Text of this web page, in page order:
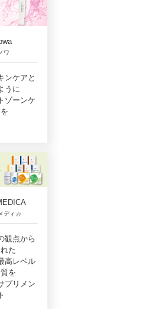
ワ
ンケアと
うに
ゾーンケ
ディカ
観点から
た
高レベル
を
プリメン
ト